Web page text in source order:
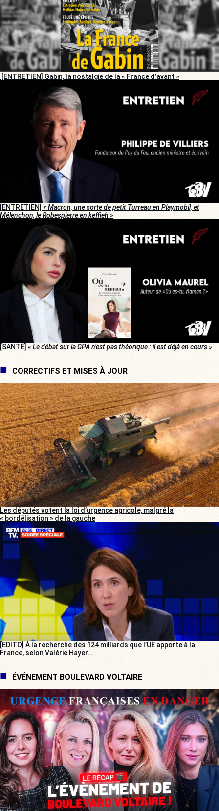
[ENTRETIEN] Gabin, la nostalgie de la « France d’avant »
[ENTRETIEN] « Macron, une sorte de petit Turreau en Playmobil, et
Mélenchon, le Robespierre en keffieh »
[SANTÉ] « Le débat sur la GPA n’est pas théorique : il est déjà en cours »
CORRECTIFS ET MISES À JOUR
Les députés votent la loi d’urgence agricole, malgré la
« bordélisation » de la gauche
[EDITO] À la recherche des 124 milliards que l’UE apporte à la
France, selon Valérie Hayer…
ÉVÉNEMENT BOULEVARD VOLTAIRE